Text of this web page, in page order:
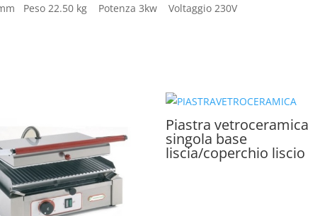
Peso 22.50 kg Potenza 3kw Voltaggio 230V
Piastra vetroceramica
singola base
liscia/coperchio liscio